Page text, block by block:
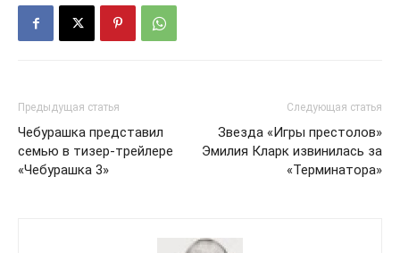
Предыдущая статья
Чебурашка представил
семью в тизер-трейлере
«Чебурашка 3»
Следующая статья
Звезда «Игры престолов»
Эмилия Кларк извинилась за
«Терминатора»